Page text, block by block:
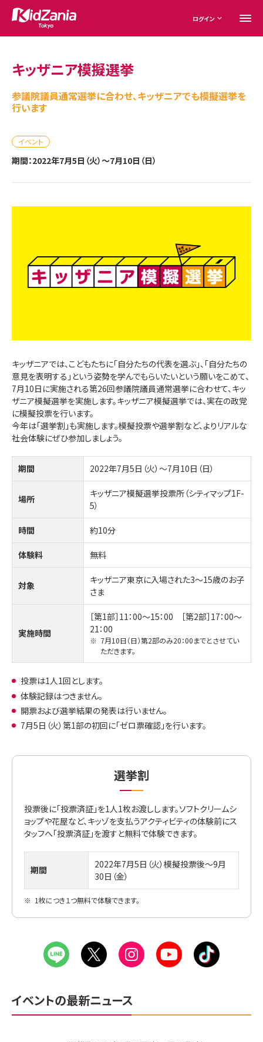
ログイン
キッザニア模擬選挙
参議院議員通常選挙に合わせ、キッザニアでも模擬選挙を
行います
イベント
期間：2022年7月5日（火）～7月10日（日）
キッザニアでは、こどもたちに「自分たちの代表を選ぶ」、「自分たちの
意見を表明する」という姿勢を学んでもらいたいという願いをこめて、
7月10日に実施される第26回参議院議員通常選挙に合わせて、キッ
ザニア模擬選挙を実施します。キッザニア模擬選挙では、実在の政党
に模擬投票を行います。
今年は「選挙割」も実施します。模擬投票や選挙割など、よりリアルな
社会体験にぜひ参加しましょう。
期間 2022年7月5日（火）～7月10日（日）
場所
キッザニア模擬選挙投票所（シティマップ1F-
5）
時間 約10分
体験料 無料
対象
キッザニア東京に入場された3～15歳のお子
さま
実施時間
［第1部］11：00～15：00 ［第2部］17：00～
21：00
※ 7月10日（日）第2部のみ20：00までとさせてい
ただきます。
投票は1人1回とします。
体験記録はつきません。
開票および選挙結果の発表は行いません。
7月5日（火）第1部の初回に「ゼロ票確認」を行います。
選挙割
投票後に「投票済証」を1人1枚お渡しします。ソフトクリームシ
ョップや花屋など、キッゾを支払うアクティビティの体験前にス
タッフへ「投票済証」を渡すと無料で体験できます。
期間
2022年7月5日（火）模擬投票後～9月
30日（金）
※ 1枚につき１つ無料で体験できます。
イベントの最新ニュース